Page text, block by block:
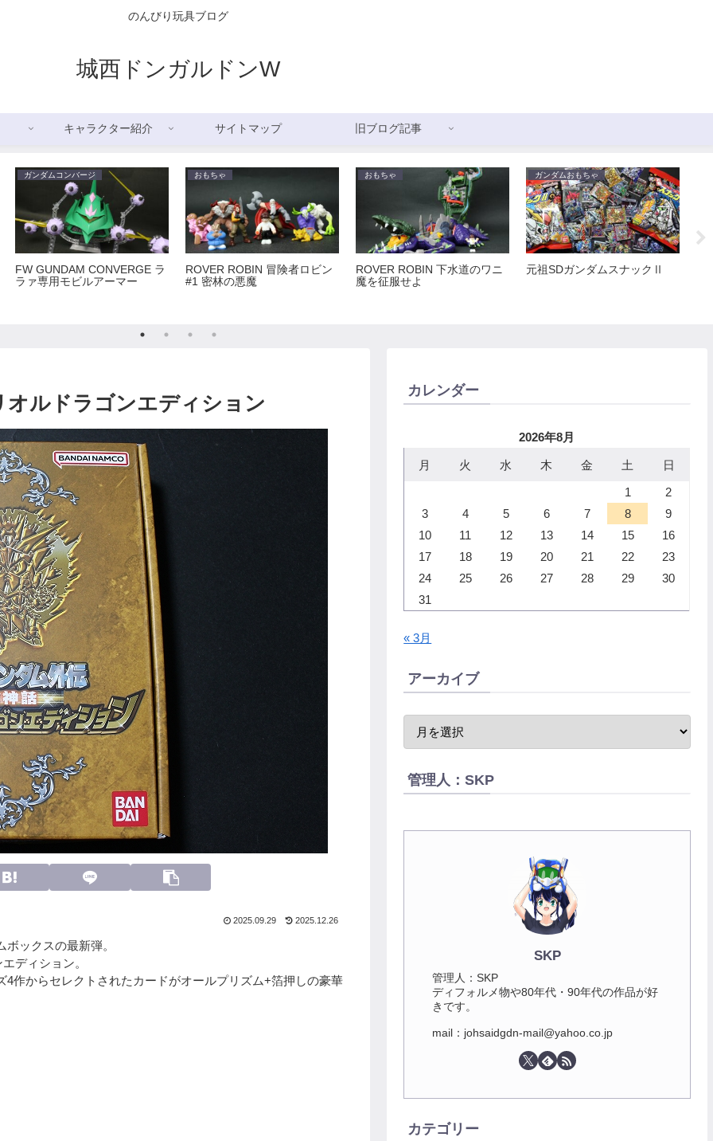
のんびり玩具ブログ
城西ドンガルドンW
キャラクター紹介 サイトマップ 旧ブログ記事
ガンダムコンバージ
FW GUNDAM CONVERGE ラ
ラァ専用モビルアーマー
おもちゃ
ROVER ROBIN 冒険者ロビン
#1 密林の悪魔
おもちゃ
ROVER ROBIN 下水道のワニ
魔を征服せよ
ガンダムおもちゃ
元祖SDガンダムスナックⅡ
ルドラゴンエディション
2025.09.29 2025.12.26
ックスの最新弾。
ディション。
作からセレクトされたカードがオールプリズム+箔押しの豪華
カレンダー
2026年8月
月 火 水 木 金 土
日
1
2
3
4 5 6 7 8
9
10
11 12 13 14 15
16
17
18 19 20 21 22
23
24
25 26 27 28 29
30
31
« 3月
アーカイブ
管理人：SKP
SKP
管理人：SKP
ディフォルメ物や80年代・90年代の作品が好
きです。
mail：johsaidgdn-mail@yahoo.co.jp
カテゴリー